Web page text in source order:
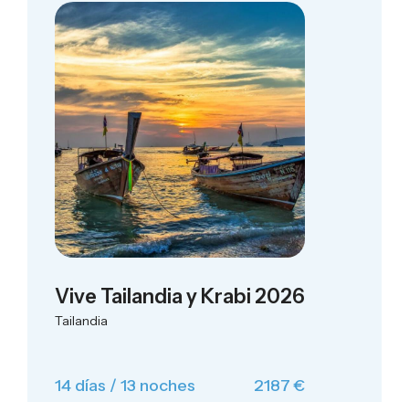
Vive Tailandia y Krabi 2026
Tailandia
14 días / 13 noches 2187 €